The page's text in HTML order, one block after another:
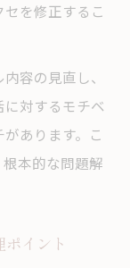
ケーション
一歩
活への道筋
スタートの
た婚活戦
を修正するこ
容の見直し、
対するモチベ
あります。こ
本的な問題解
イント